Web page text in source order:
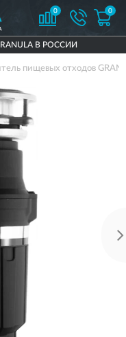
0 0
В РОССИИ
пищевых отходов